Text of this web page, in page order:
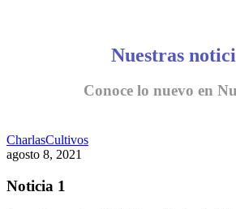
Nuestras
Conoce lo nuevo en
CharlasCultivos
agosto 8, 2021
Noticia 1